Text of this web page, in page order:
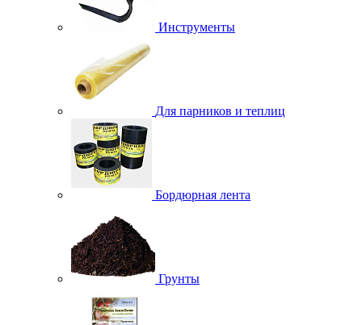
Инструменты
Для парников и теплиц
Бордюрная лента
Грунты